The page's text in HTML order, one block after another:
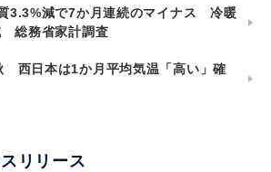
3.3%減で7か月連続のマイナス 冷暖
総務省家計調査
西日本は1か月平均気温「高い」確
リリース